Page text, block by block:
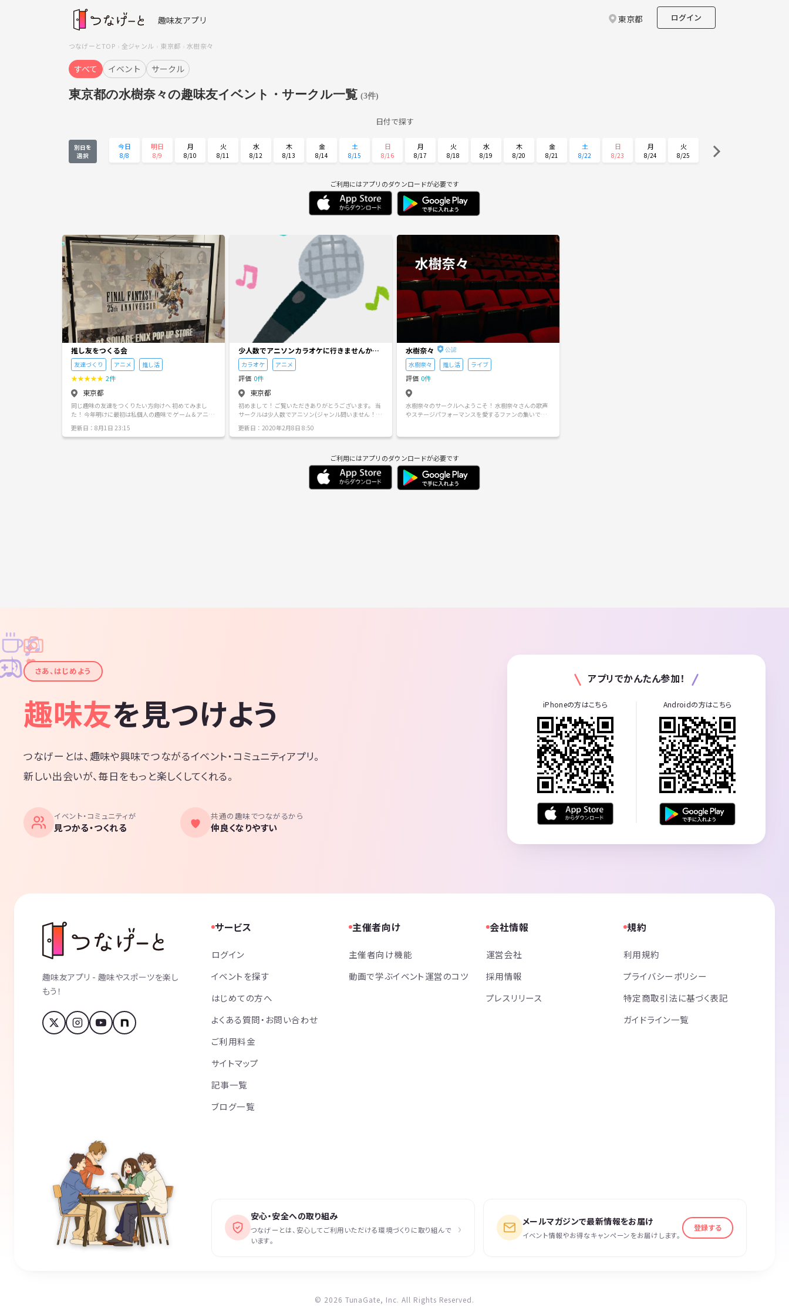
趣味友アプリ 東京都 ログイン
つなげーとTOP 全ジャンル 東京都 水樹奈々
すべて イベント サークル
東京都の水樹奈々の趣味友イベント・サークル一覧 (3件)
日付で探す
別日を
選択
今日
8/8
明日
8/9
月
8/10
火
8/11
水
8/12
木
8/13
金
8/14
土
8/15
日
8/16
月
8/17
火
8/18
水
8/19
木
8/20
金
8/21
土
8/22
日
8/23
月
8/24
火
8/25
9/2 9/3 9/4 9/5
ご利用にはアプリのダウンロードが必要です
推し友をつくる会
友達づくり アニメ 推し活
★★★★★ 2件
東京都
同じ趣味の友達をつくりたい方向けへ 初めてみまし
た！ 今年明けに最初は私個人の趣味で ゲーム＆アニメ
くる所から初めて、 それ以外にもライブや音楽好きか
ら 水樹奈々さん、LDHグループ(EXILE系)等々も推し仲
更新日：8月1日 23:15
少人数でアニソンカラオケに行きませんか？
🎤カラオケ アニメ
評価 0件
東京都
初めまして！ ご覧いただきありがとうございます。 当
サークルは少人数でアニソン(ジャンル問いません！)
して数年経ちましたが、職場中心の生活となり、 歌う
ことが好きなのですがカラオケに行く機会も少なくな
ましたが、 既にグループ仲が出来上がっていたり、 そ
もそもアニソンを歌えるサークルが少なかったり、 少
人数でゆったり歌えるサークルではなかったり・・・
（私が人見知り気味ということもあり、馴染めず終わ
更新日：2020年2月8日 8:50
水樹奈々
水樹奈々 推し活 ライブ
評価 0件
水樹奈々のサークルへようこそ！ 水樹奈々さんの歌声
やステージパフォーマンスを愛するファンの集いで
意しました👀 ファンならではの視点で、思う存分語ら
ご利用にはアプリのダウンロードが必要です
✦
✦
✧
✧
♪
♫
さあ、はじめよう
趣味友を見つけよう
つなげーとは、趣味や興味でつながるイベント・コミュニティアプリ。
新しい出会いが、毎日をもっと楽しくしてくれる。
イベント・コミュニティが
見つかる・つくれる
共通の趣味でつながるから
仲良くなりやすい
アプリでかんたん参加！
iPhoneの方はこちら Androidの方はこちら
趣味友アプリ - 趣味やスポーツを楽し
もう！
サービス
ログイン
イベントを探す
はじめての方へ
よくある質問・お問い合わせ
ご利用料金
サイトマップ
記事一覧
ブログ一覧
主催者向け
主催者向け機能
動画で学ぶイベント運営のコツ
会社情報
運営会社
採用情報
プレスリリース
規約
利用規約
プライバシーポリシー
特定商取引法に基づく表記
ガイドライン一覧
安心・安全への取り組み
つなげーとは、安心してご利用いただける環境づくりに取り組んで
います。
› メールマガジンで最新情報をお届け
イベント情報やお得なキャンペーンをお届けします。
登録する
© 2026 TunaGate, Inc. All Rights Reserved.